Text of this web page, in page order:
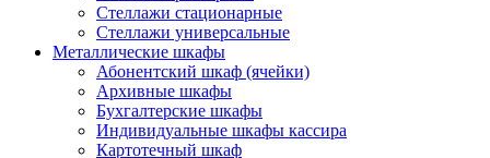
Стеллажи стационарные
Стеллажи универсальные
Металлические шкафы
Абонентский шкаф (ячейки)
Архивные шкафы
Бухгалтерские шкафы
Индивидуальные шкафы кассира
Картотечный шкаф